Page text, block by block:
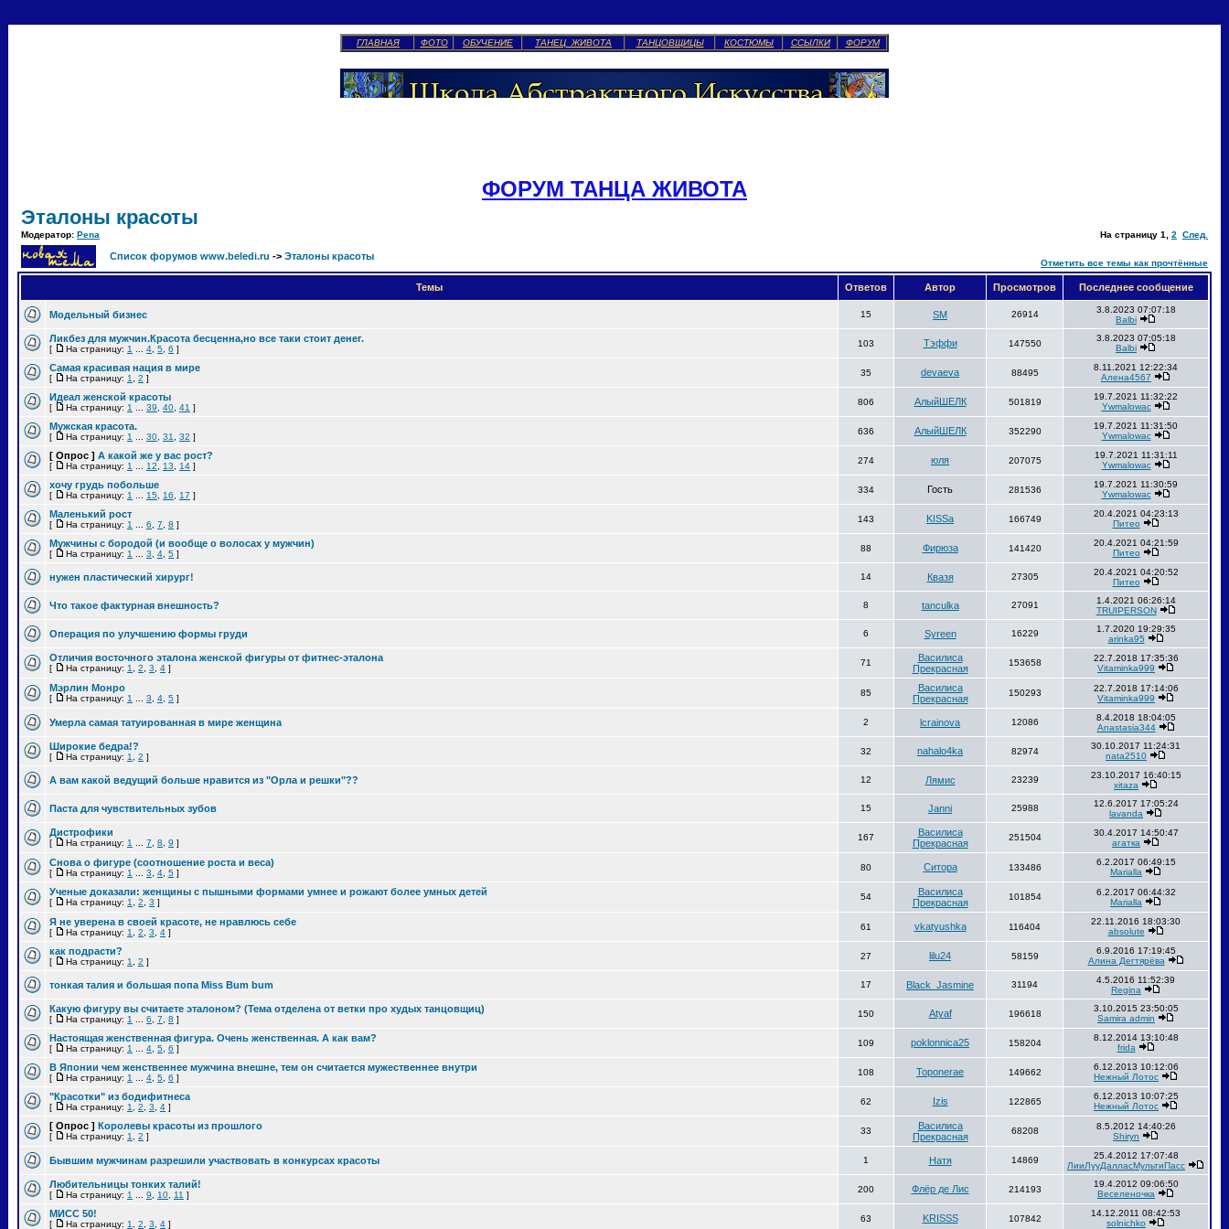
ГЛАВНАЯ ФОТО ОБУЧЕНИЕ ТАНЕЦ ЖИВОТА ТАНЦОВЩИЦЫ КОСТЮМЫ ССЫЛКИ ФОРУМ
ФОРУМ ТАНЦА ЖИВОТА
Эталоны красоты
Модератор: Pena На страницу 1 2 След.
Список форумов www.beledi.ru -> Эталоны красоты
Отметить все темы как прочтённые
Темы Ответов Автор Просмотров Последнее сообщение
Модельный бизнес 15 SM 26914
3.8.2023 07:07:18
Balbi
Ликбез для мужчин.Красота бесценна,но все таки стоит денег.
[ На страницу: 1 4 5 6 ]
103 Тэффи 147550
3.8.2023 07:05:18
Balbi
Самая красивая нация в мире
[ На страницу: 1 2 ]
35 devaeva 88495
8.11.2021 12:22:34
Алена4567
Идеал женской красоты
[ На страницу: 1 39 40 41 ]
806 АлыйШЕЛК 501819
19.7.2021 11:32:22
Ywmalowac
Мужская красота.
[ На страницу: 1 30 31 32 ]
636 АлыйШЕЛК 352290
19.7.2021 11:31:50
Ywmalowac
[ Опрос ] А какой же у вас рост?
[ На страницу: 1 12 13 14 ]
274 юля 207075
19.7.2021 11:31:11
Ywmalowac
хочу грудь побольше
[ На страницу: 1 15 16 17 ]
334 Гость 281536
19.7.2021 11:30:59
Ywmalowac
Маленький рост
[ На страницу: 1 6 7 8 ]
143 KISSa 166749
20.4.2021 04:23:13
Питео
Мужчины с бородой (и вообще о волосах у мужчин)
[ На страницу: 1 3 4 5 ]
88 Фирюза 141420
20.4.2021 04:21:59
Питео
нужен пластический хирург! 14 Квазя 27305
20.4.2021 04:20:52
Питео
Что такое фактурная внешность? 8 tanculka 27091
1.4.2021 06:26:14
TRUIPERSON
Операция по улучшению формы груди 6 Syreen 16229
1.7.2020 19:29:35
arinka95
Отличия восточного эталона женской фигуры от фитнес-эталона
[ На страницу: 1 2 3 4 ]
71
Василиса
Прекрасная
153658
22.7.2018 17:35:36
Vitaminka999
Мэрлин Монро
[ На страницу: 1 3 4 5 ]
85
Василиса
Прекрасная
150293
22.7.2018 17:14:06
Vitaminka999
Умерла самая татуированная в мире женщина 2 lcrainova 12086
8.4.2018 18:04:05
Anastasia344
Широкие бедра!?
[ На страницу: 1 2 ]
32 nahalo4ka 82974
30.10.2017 11:24:31
nata2510
А вам какой ведущий больше нравится из "Орла и решки"?? 12 Лямис 23239
23.10.2017 16:40:15
xitaza
Паста для чувствительных зубов 15 Janni 25988
12.6.2017 17:05:24
lavanda
Дистрофики
[ На страницу: 1 7 8 9 ]
167
Василиса
Прекрасная
251504
30.4.2017 14:50:47
агатка
Снова о фигуре (соотношение роста и веса)
[ На страницу: 1 3 4 5 ]
80 Ситора 133486
6.2.2017 06:49:15
Marialla
Ученые доказали: женщины с пышными формами умнее и рожают более умных детей
[ На страницу: 1 2 3 ]
54
Василиса
Прекрасная
101854
6.2.2017 06:44:32
Marialla
Я не уверена в своей красоте, не нравлюсь себе
[ На страницу: 1 2 3 4 ]
61 vkatyushka 116404
22.11.2016 18:03:30
absolute
как подрасти?
[ На страницу: 1 2 ]
27 lilu24 58159
6.9.2016 17:19:45
Алина Дегтярёва
тонкая талия и большая попа Miss Bum bum 17 Black_Jasmine 31194
4.5.2016 11:52:39
Regina
Какую фигуру вы считаете эталоном? (Тема отделена от ветки про худых танцовщиц)
[ На страницу: 1 6 7 8 ]
150 Atyaf 196618
3.10.2015 23:50:05
Samira admin
Настоящая женственная фигура. Очень женственная. А как вам?
[ На страницу: 1 4 5 6 ]
109 poklonnica25 158204
8.12.2014 13:10:48
frida
В Японии чем женственнее мужчина внешне, тем он считается мужественнее внутри
[ На страницу: 1 4 5 6 ]
108 Toponerae 149662
6.12.2013 10:12:06
Нежный Лотос
"Красотки" из бодифитнеса
[ На страницу: 1 2 3 4 ]
62 Izis 122865
6.12.2013 10:07:25
Нежный Лотос
[ Опрос ] Королевы красоты из прошлого
[ На страницу: 1 2 ]
33
Василиса
Прекрасная
68208
8.5.2012 14:40:26
Shiryn
Бывшим мужчинам разрешили участвовать в конкурсах красоты 1 Натя 14869
25.4.2012 17:07:48
ЛииЛууДалласМультиПасс
Любительницы тонких талий!
[ На страницу: 1 9 10 11 ]
200 Флёр де Лис 214193
19.4.2012 09:06:50
Веселеночка
МИСС 50!
[ На страницу: 1 2 3 4 ]
63 KRISSS 107842
14.12.2011 08:42:53
solnichko